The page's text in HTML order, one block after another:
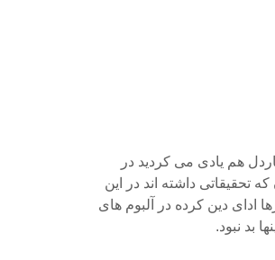
هم یادی می کردید در
تحقیقاتی داشته اند در این
ادای دین کرده در آلبوم های
بد نبود.